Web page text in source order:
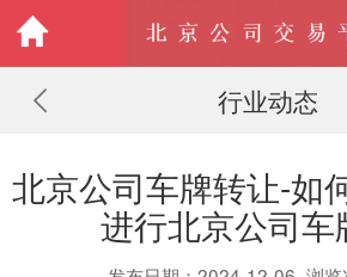
行业动态
北京公司车牌转让-如
进行北京公司车